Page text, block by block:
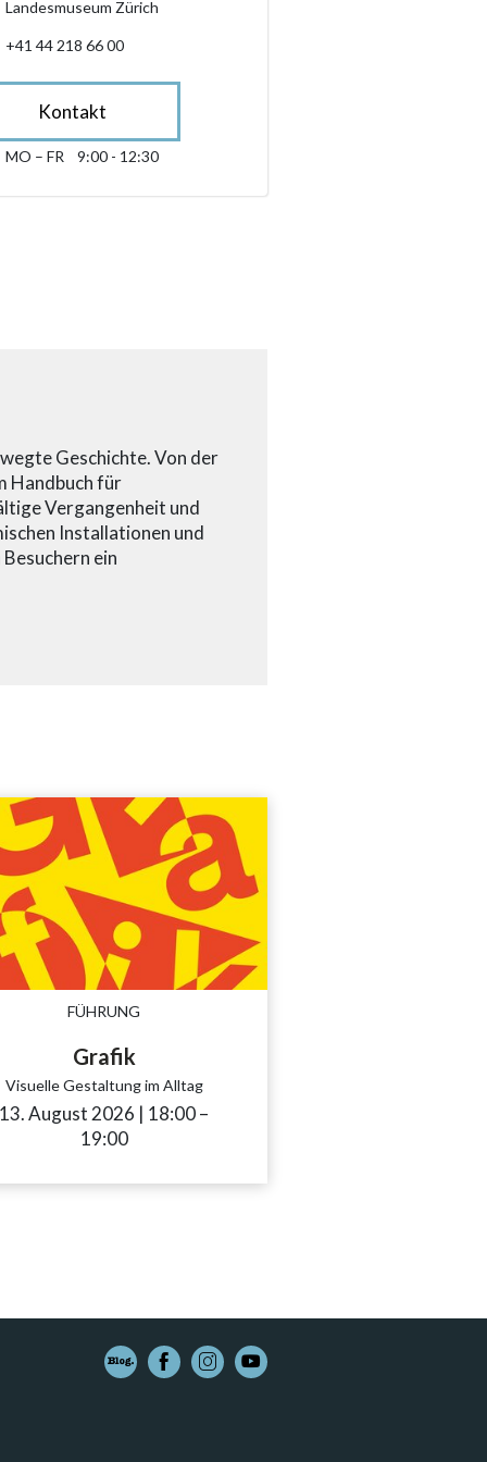
Landesmuseum Zürich
+41 44 218 66 00
Kontakt
only.opening_hours
Montag bis Freitag 09:00 - 12:30
MO – FR 9:00 - 12:30
Geschichte. Von der
Handbuch für
Vergangenheit und
Installationen und
ein
FÜHRUNG
Grafik
Visuelle Gestaltung im Alltag
13. August 2026 | 18:00accessibility.time_to
–
19:00